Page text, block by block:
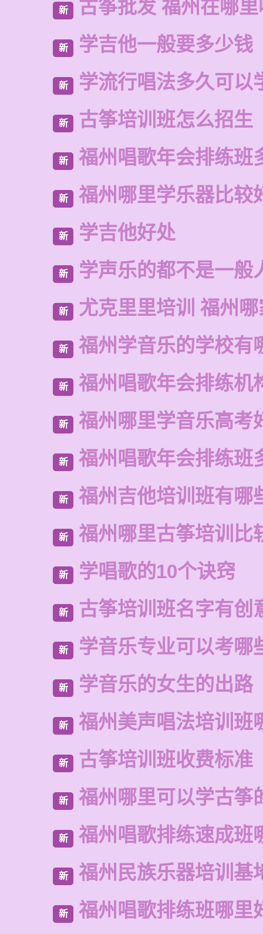
新 古筝批发 福州在哪
新 学吉他一般要多少钱
新 学流行唱法多久可以
新 古筝培训班怎么招生
新 福州唱歌年会排练班
新 福州哪里学乐器比较
新 学吉他好处
新 学声乐的都不是一般
新 尤克里里培训 福州
新 福州学音乐的学校有
新 福州唱歌年会排练机
新 福州哪里学音乐高考
新 福州唱歌年会排练班
新 福州吉他培训班有哪
新 福州哪里古筝培训比
新 学唱歌的10个诀窍
新 古筝培训班名字有创
新 学音乐专业可以考哪
新 学音乐的女生的出路
新 福州美声唱法培训班
新 古筝培训班收费标准
新 福州哪里可以学古筝
新 福州唱歌排练速成班
新 福州民族乐器培训基
新 福州唱歌排练班哪里